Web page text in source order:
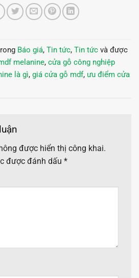
Báo giá, Tin tức, Tin tức và được
melanine, cửa gỗ công nghiệp
là gì, giá cửa gỗ mdf, ưu điểm cửa
được hiển thị công khai.
được đánh dấu *